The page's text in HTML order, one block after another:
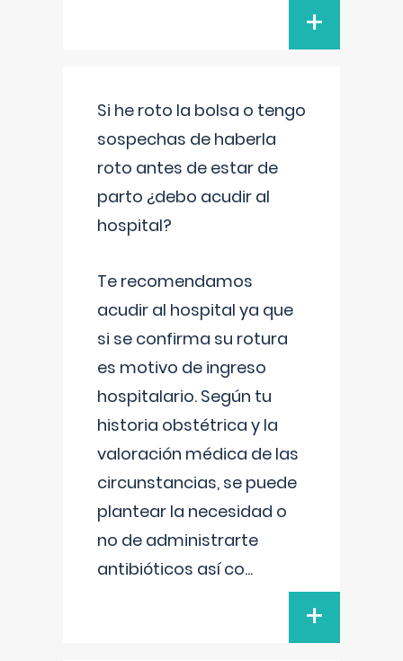
+
Si he roto la bolsa o tengo
sospechas de haberla
roto antes de estar de
parto ¿debo acudir al
hospital?
Te recomendamos
acudir al hospital ya que
si se confirma su rotura
es motivo de ingreso
hospitalario. Según tu
historia obstétrica y la
valoración médica de las
circunstancias, se puede
plantear la necesidad o
no de administrarte
antibióticos así co...
+